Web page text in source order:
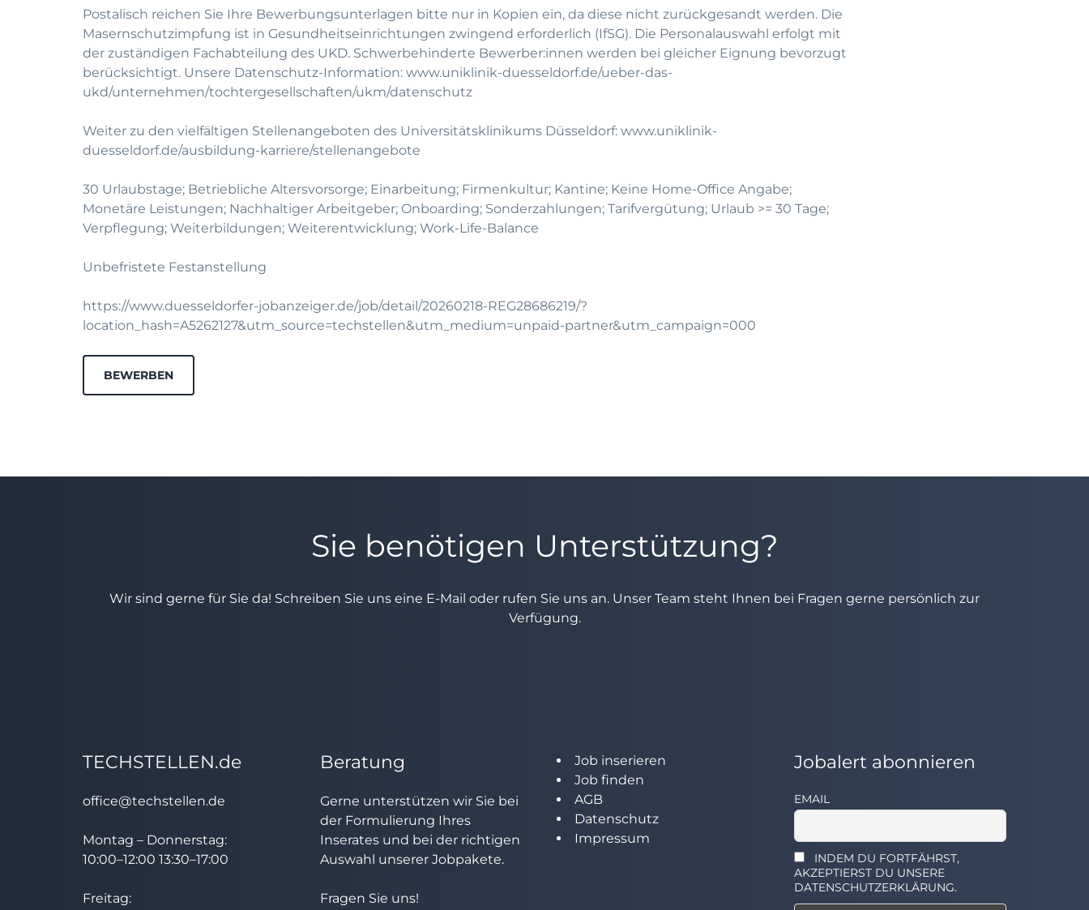
Postalisch reichen Sie Ihre Bewerbungsunterlagen bitte nur in Kopien ein, da diese nicht zurückgesandt werden. Die
Masernschutzimpfung ist in Gesundheitseinrichtungen zwingend erforderlich (IfSG). Die Personalauswahl erfolgt mit
der zuständigen Fachabteilung des UKD. Schwerbehinderte Bewerber:innen werden bei gleicher Eignung bevorzugt
berücksichtigt. Unsere Datenschutz-Information: www.uniklinik-duesseldorf.de/ueber-das-
ukd/unternehmen/tochtergesellschaften/ukm/datenschutz
Weiter zu den vielfältigen Stellenangeboten des Universitätsklinikums Düsseldorf: www.uniklinik-
duesseldorf.de/ausbildung-karriere/stellenangebote
30 Urlaubstage; Betriebliche Altersvorsorge; Einarbeitung; Firmenkultur; Kantine; Keine Home-Office Angabe;
Monetäre Leistungen; Nachhaltiger Arbeitgeber; Onboarding; Sonderzahlungen; Tarifvergütung; Urlaub >= 30 Tage;
Verpflegung; Weiterbildungen; Weiterentwicklung; Work-Life-Balance
Unbefristete Festanstellung
https://www.duesseldorfer-jobanzeiger.de/job/detail/20260218-REG28686219/?
location_hash=A5262127&utm_source=techstellen&utm_medium=unpaid-partner&utm_campaign=000
BEWERBEN
Sie benötigen Unterstützung?
Wir sind gerne für Sie da! Schreiben Sie uns eine E-Mail oder rufen Sie uns an. Unser Team steht Ihnen bei Fragen gerne persönlich zur
Verfügung.
TECHSTELLEN.de
office@techstellen.de
Montag – Donnerstag:
10:00–12:00 13:30–17:00
Freitag:
Beratung
Gerne unterstützen wir Sie bei
der Formulierung Ihres
Inserates und bei der richtigen
Auswahl unserer Jobpakete.
Fragen Sie uns!
Job inserieren
Job finden
AGB
Datenschutz
Impressum
Jobalert abonnieren
EMAIL
INDEM DU FORTFÄHRST,
AKZEPTIERST DU UNSERE
DATENSCHUTZERKLÄRUNG.